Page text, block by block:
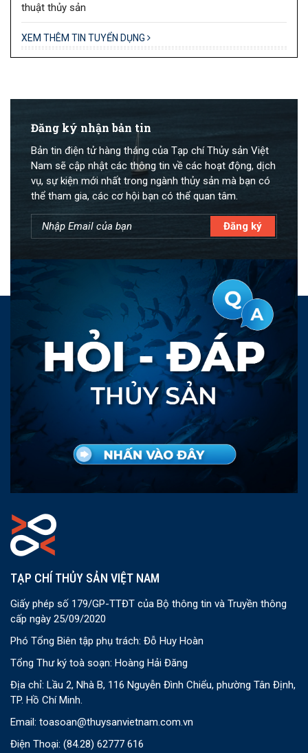
thuật thủy sản
XEM THÊM TIN TUYỂN DỤNG
Đăng ký nhận bản tin
Bản tin điện tử hàng tháng của Tạp chí Thủy sản Việt
Nam sẽ cập nhật các thông tin về các hoạt động, dịch
vụ, sự kiện mới nhất trong ngành thủy sản mà bạn có
thể tham gia, các cơ hội bạn có thể quan tâm.
TẠP CHÍ THỦY SẢN VIỆT NAM
Giấy phép số 179/GP-TTĐT của Bộ thông tin và Truyền thông
cấp ngày 25/09/2020
Phó Tổng Biên tập phụ trách: Đỗ Huy Hoàn
Tổng Thư ký toà soạn: Hoàng Hải Đăng
Địa chỉ: Lầu 2, Nhà B, 116 Nguyễn Đình Chiểu, phường Tân Định,
TP. Hồ Chí Minh.
Email: toasoan@thuysanvietnam.com.vn
Điện Thoại: (84.28) 62777 616